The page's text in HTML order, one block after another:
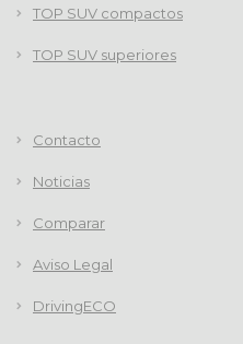
TOP SUV compactos
TOP SUV superiores
Contacto
Noticias
Comparar
Aviso Legal
DrivingECO